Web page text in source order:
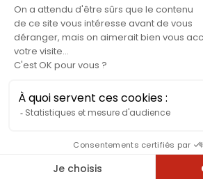
Accès Adhérent